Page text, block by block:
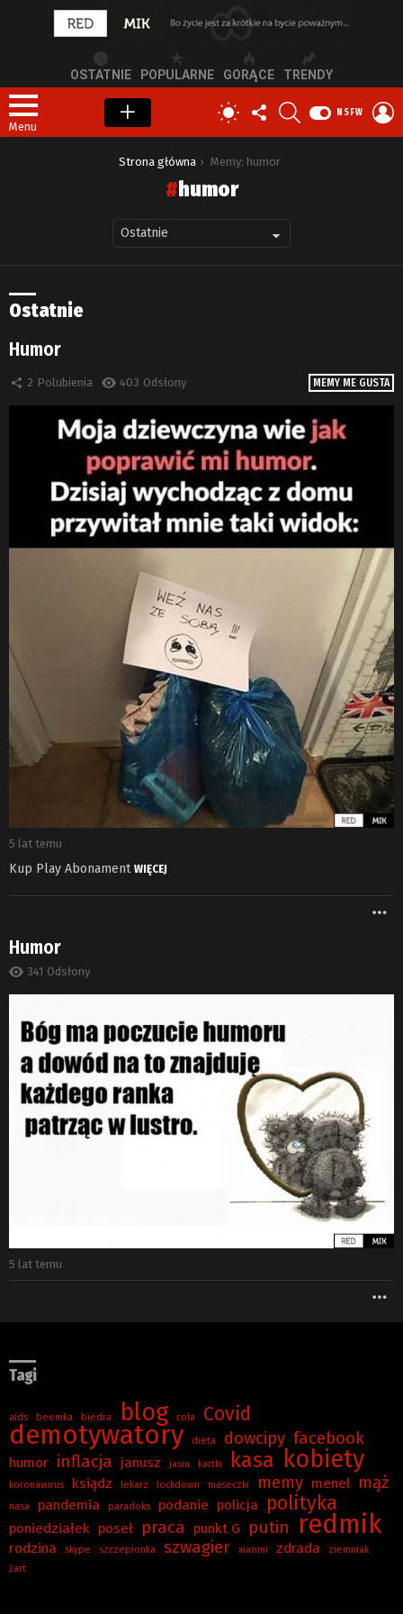
OSTATNIE POPULARNE GORĄCE TRENDY
Menu
PRZEŁĄCZ
SKÓRKĘ
OBSERWUJ
NAS
NSFW
Strona główna Memy: humor
humor
Ostatnie
MEMY ME GUSTA
Humor
2 Polubienia 403 Odsłony
5 lat temu
Kup Play Abonament WIĘCEJ
Humor
341 Odsłony
5 lat temu
Tagi
aids beemka biedra blog cola Covid
demotywatory dieta dowcipy facebook
humor inflacja janusz jasiu kartki kasa kobiety
koronawirus ksiądz lekarz lockdown maseczki memy menel mąż
nasa pandemia paradoks podanie policja polityka
poniedziałek poseł praca punkt G putin redmik
rodzina skype szczepionka szwagier xiaomi zdrada
ziemniak
żart